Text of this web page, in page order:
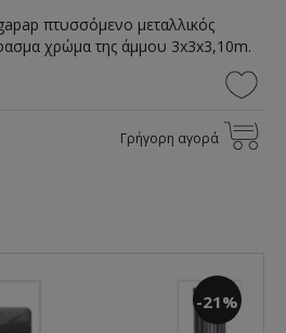
πτυσσόμενο μεταλλικός
χρώμα της άμμου 3x3x3,10m.
Γρήγορη αγορά
-21%